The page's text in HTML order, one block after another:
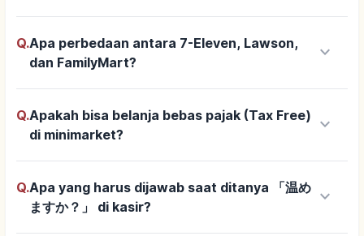
Q.Apa perbedaan antara 7-Eleven, Lawson,
dan FamilyMart?
keyboard_arrow_down
Q.Apakah bisa belanja bebas pajak (Tax Free)
di minimarket?
keyboard_arrow_down
Q.Apa yang harus dijawab saat ditanya 「温め
ますか？」 di kasir?
keyboard_arrow_down